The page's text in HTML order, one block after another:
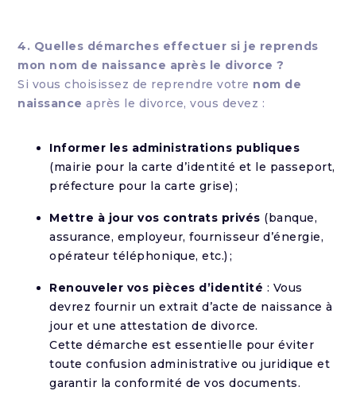
4. Quelles démarches effectuer si je reprends
mon nom de naissance après le divorce ?
Si vous choisissez de reprendre votre nom de
naissance après le divorce, vous devez :
Informer les administrations publiques
(mairie pour la carte d’identité et le passeport,
préfecture pour la carte grise) ;
Mettre à jour vos contrats privés (banque,
assurance, employeur, fournisseur d’énergie,
opérateur téléphonique, etc.) ;
Renouveler vos pièces d’identité : Vous
devrez fournir un extrait d’acte de naissance à
jour et une attestation de divorce.
Cette démarche est essentielle pour éviter
toute confusion administrative ou juridique et
garantir la conformité de vos documents.